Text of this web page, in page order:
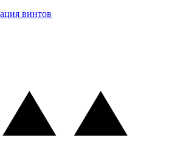
винтов